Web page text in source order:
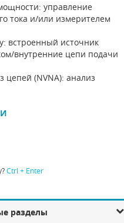
управление
тока и/или измерителем
встроенный источник
внутренние цепи подачи
(NVNA): анализ
Ctrl + Enter
разделы